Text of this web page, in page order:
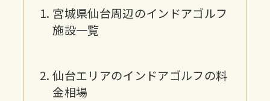
宮城県仙台周辺のインドアゴルフ
施設一覧
仙台エリアのインドアゴルフの料
金相場